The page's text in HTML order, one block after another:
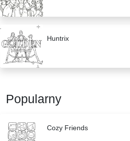
Huntrix
Popularny
Cozy Friends